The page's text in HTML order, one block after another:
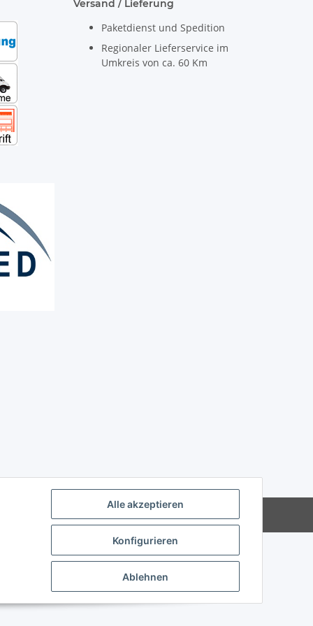
Alle akzeptieren
Konfigurieren
Ablehnen
Versand / Lieferung
Paketdienst und Spedition
Regionaler Lieferservice im
Umkreis von ca. 60 Km